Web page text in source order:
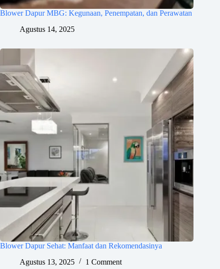
Blower Dapur MBG: Kegunaan, Penempatan, dan Perawatan
Agustus 14, 2025
Blower Dapur Sehat: Manfaat dan Rekomendasinya
Agustus 13, 2025
1 Comment